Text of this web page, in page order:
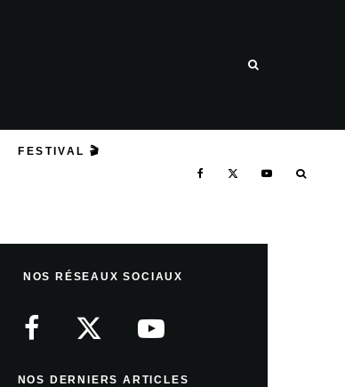
FESTIVAL 🎬
NOS RÉSEAUX SOCIAUX
NOS DERNIERS ARTICLES